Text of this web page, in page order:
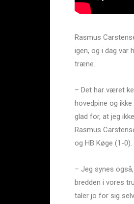
Rasmus
igen, og i dag var
træne.
– Det har været
hovedpine og
glad for, at jeg
Rasmus
og HB Køge (1-0).
– Jeg synes
bredden i vores
taler jo for sig